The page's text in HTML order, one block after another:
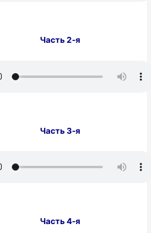
Часть 2-я
Часть 3-я
Часть 4-я